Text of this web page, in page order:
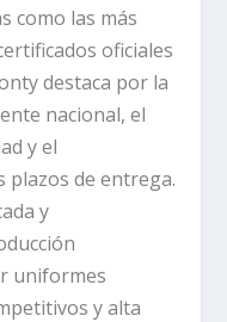
como las más
oficiales
destaca por la
nacional, el
y el
de entrega.
y
uniformes
y alta